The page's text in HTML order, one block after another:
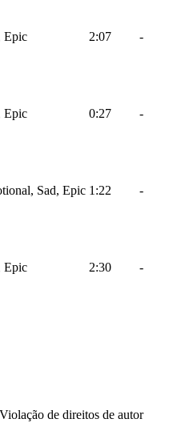
Epic 2:07 -
Epic 0:27 -
Sad, Epic 1:22 -
Epic 2:30 -
Violação de direitos de autor